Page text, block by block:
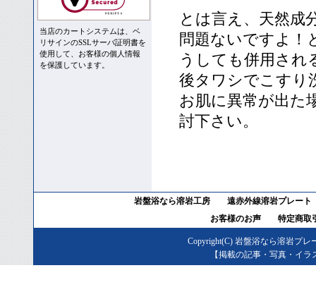
当店のカートシステムは、ベ
リサインのSSLサーバ証明書を
使用して、お客様の個人情報
を保護しています。
とは言え、天然成
問題ないですよ！
うしても併用され
後タワシでこすり
お肌に異常が出た
討下さい。
岩盤浴なら溶岩工房
遠赤外線溶岩プレート
お客様のお声
特定商取
Copyright(C) 岩盤浴なら溶岩プレ
【掲載の記事・写真・イ